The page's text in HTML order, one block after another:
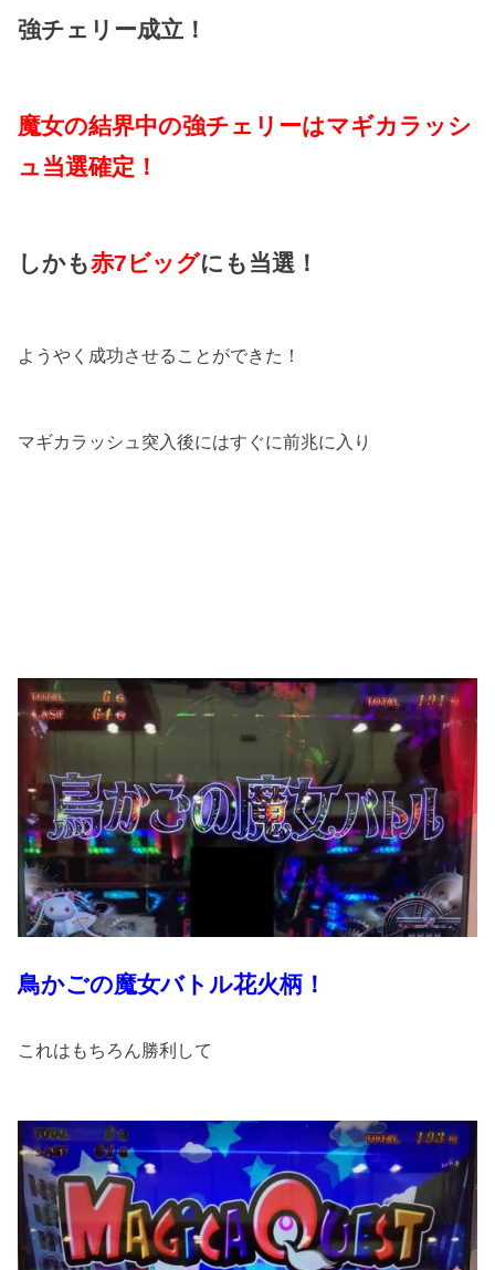
強チェリー成立！
魔女の結界中の強チェリーはマギカラッシ
ュ当選確定！
しかも赤7ビッグにも当選！
ようやく成功させることができた！
マギカラッシュ突入後にはすぐに前兆に入り
鳥かごの魔女バトル花火柄！
これはもちろん勝利して